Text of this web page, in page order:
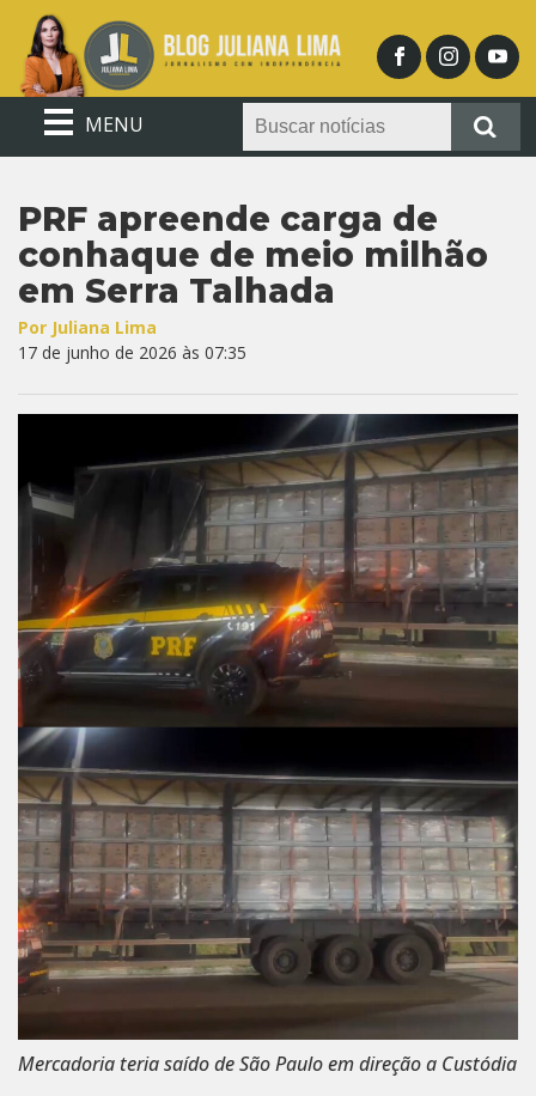
MENU
PRF apreende carga de
conhaque de meio milhão
em Serra Talhada
Por Juliana Lima
17 de junho de 2026 às 07:35
Mercadoria teria saído de São Paulo em direção a Custódia